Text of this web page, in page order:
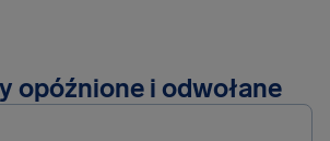
opóźnione i odwołane